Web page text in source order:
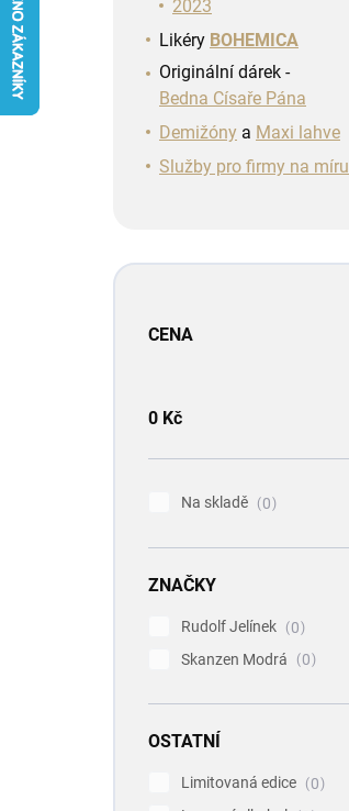
2023
Likéry BOHEMICA
Originální dárek -
Bedna Císaře Pána
Demižóny a Maxi lahve
Služby pro firmy na míru
CENA
0 Kč
Na skladě 0
ZNAČKY
Rudolf Jelínek
0
Skanzen Modrá
0
OSTATNÍ
Limitovaná edice
0